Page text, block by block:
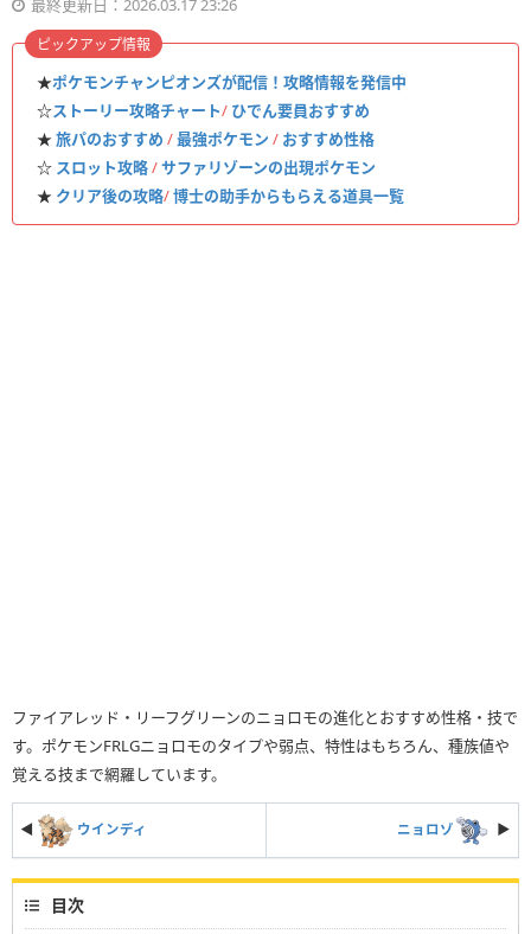
最終更新日：2026.03.17 23:26
★ポケモンチャンピオンズが配信！攻略情報を発信中
☆ストーリー攻略チャート/ ひでん要員おすすめ
★旅パのおすすめ /最強ポケモン / おすすめ性格
☆ スロット攻略/サファリゾーンの出現ポケモン
★ クリア後の攻略/博士の助手からもらえる道具一覧
ピックアップ情報
ファイアレッド・リーフグリーンのニョロモの進化とおすすめ性格・技で
す。ポケモンFRLGニョロモのタイプや弱点、特性はもちろん、種族値や
覚える技まで網羅しています。
◀ ウインディ ニョロゾ ▶︎
目次